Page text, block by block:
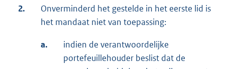
2.
Onverminderd het gestelde in het eerste lid is
het mandaat niet van toepassing:
a.
indien de verantwoordelijke
portefeuillehouder beslist dat de